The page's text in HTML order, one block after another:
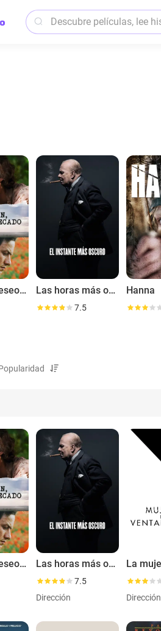
Expiación, deseo y pecado Las horas más oscuras
7.5
Hanna
Expiación, deseo y pecado Las horas más oscuras
7.5
Dirección
Dirección